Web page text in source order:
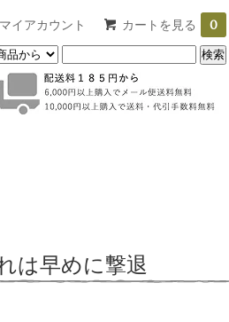
マイアカウント カートを見る 0
は早めに撃退